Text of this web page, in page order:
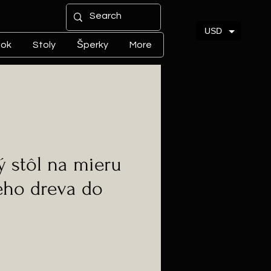
Stoly Šperky More
stôl na mieru
dreva do
USD